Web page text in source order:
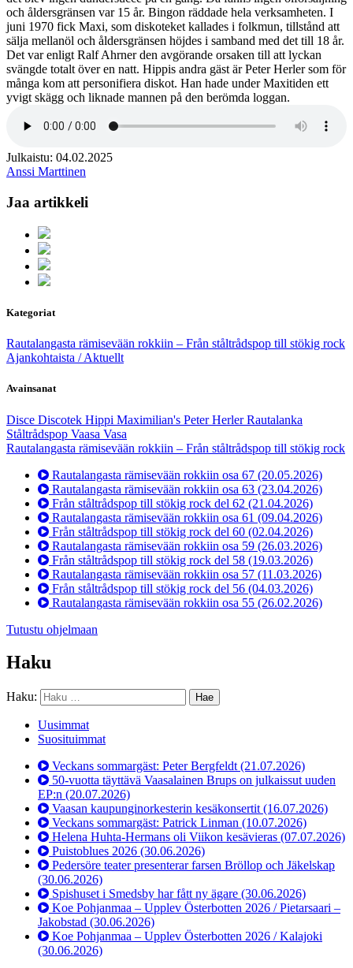
och åldersgränsen var 15 år. Bingon räddade hela verksamheten. I
juni 1970 fick Maxi, som diskoteket kallades i folkmun, tillstånd att
sälja mellanöl och åldersgränsen höjdes i samband med det till 18 år.
Det var enligt Ralf Ahrner den avgörande orsaken till att lyckan
svängde totalt över en natt. Hippis andra gäst är Peter Herler som för
många kom att personifiera diskot. Han hade under Maxitiden ett
yvigt skägg och liknade mannen på den berömda loggan.
Julkaistu: 04.02.2025
Anssi Marttinen
Jaa artikkeli
Kategoriat
Rautalangasta rämisevään rokkiin – Från ståltrådspop till stökig rock
Ajankohtaista / Aktuellt
Avainsanat
Disce Discotek Hippi Maximilian's Peter HerlerRautalanka
Ståltrådspop Vaasa Vasa
Rautalangasta rämisevään rokkiin – Från ståltrådspop till stökig rock
Rautalangasta rämisevään rokkiin osa 67 (20.05.2026)
Rautalangasta rämisevään rokkiin osa 63 (23.04.2026)
Från ståltrådspop till stökig rock del 62 (21.04.2026)
Rautalangasta rämisevään rokkiin osa 61 (09.04.2026)
Från ståltrådspop till stökig rock del 60 (02.04.2026)
Rautalangasta rämisevään rokkiin osa 59 (26.03.2026)
Från ståltrådspop till stökig rock del 58 (19.03.2026)
Rautalangasta rämisevään rokkiin osa 57 (11.03.2026)
Från ståltrådspop till stökig rock del 56 (04.03.2026)
Rautalangasta rämisevään rokkiin osa 55 (26.02.2026)
Tutustu ohjelmaan
Haku
Haku:
Uusimmat
Suosituimmat
Veckans sommargäst: Peter Bergfeldt (21.07.2026)
50-vuotta täyttävä Vaasalainen Brups on julkaissut uuden
EP:n (20.07.2026)
Vaasan kaupunginorkesterin kesäkonsertit (16.07.2026)
Veckans sommargäst: Patrick Linman (10.07.2026)
Helena Huhta-Hermans oli Viikon kesävieras (07.07.2026)
Puistoblues 2026 (30.06.2026)
Pedersöre teater presenterar farsen Bröllop och Jäkelskap
(30.06.2026)
Spishuset i Smedsby har fått ny ägare (30.06.2026)
Koe Pohjanmaa – Upplev Österbotten 2026 / Pietarsaari –
Jakobstad (30.06.2026)
Koe Pohjanmaa – Upplev Österbotten 2026 / Kalajoki
(30.06.2026)